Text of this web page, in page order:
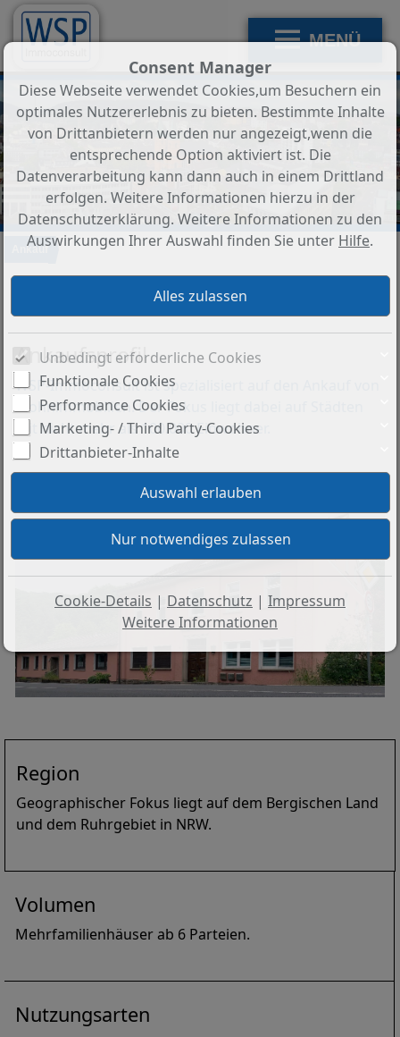
MENÜ
Ankauf
Immobilienankauf
Ankaufsprofil
WSP-Immoconsult ist spezialisiert auf den Ankauf von
Wohnimmobilien. Der Fokus liegt dabei auf Städten
mit nicht mehr als 100.000 Einwohner.
Region
Geographischer Fokus liegt auf dem Bergischen Land
und dem Ruhrgebiet in NRW.
Volumen
Mehrfamilienhäuser ab 6 Parteien.
Nutzungsarten
Consent Manager
Diese Webseite verwendet Cookies,um Besuchern ein
optimales Nutzererlebnis zu bieten. Bestimmte Inhalte
von Drittanbietern werden nur angezeigt,wenn die
entsprechende Option aktiviert ist. Die
Datenverarbeitung kann dann auch in einem Drittland
erfolgen. Weitere Informationen hierzu in der
Datenschutzerklärung. Weitere Informationen zu den
Auswirkungen Ihrer Auswahl finden Sie unter Hilfe.
Unbedingt erforderliche Cookies
Funktionale Cookies
Performance Cookies
Marketing- / Third Party-Cookies
Drittanbieter-Inhalte
Cookie-Details | Datenschutz | Impressum
Weitere Informationen